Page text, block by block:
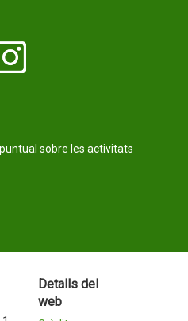
sobre les activitats
Detalls del
web